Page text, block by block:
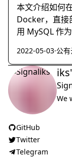
本文介绍如何
Docker，直接
用 MySQL 作
2022-05-03·公
We
GitHub
Twitter
Telegram